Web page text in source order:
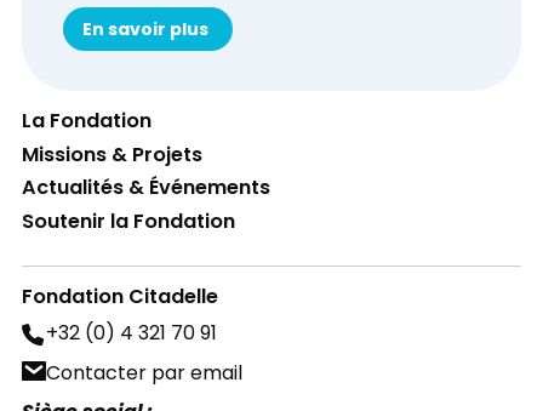
En savoir plus
La Fondation
Missions & Projets
Actualités & Événements
Soutenir la Fondation
Fondation Citadelle
+32 (0) 4 321 70 91
Contacter par email